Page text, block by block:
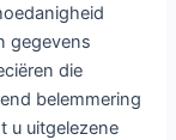
gegevens
die
belemmering
u uitgelezene